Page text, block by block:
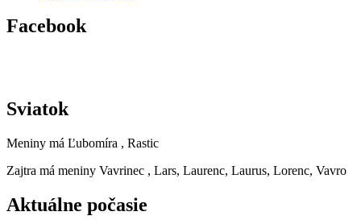
Facebook
Sviatok
Meniny má Ľubomíra , Rastic
Zajtra má meniny Vavrinec , Lars, Laurenc, Laurus, Lorenc, Vavro
Aktuálne počasie